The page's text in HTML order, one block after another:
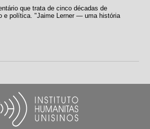
que trata de cinco décadas de
e política. "Jaime Lerner — uma história